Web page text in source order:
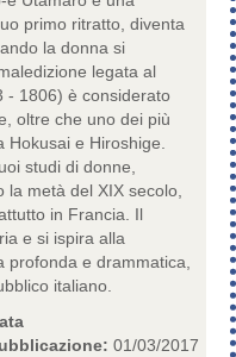
primo ritratto, diventa
la donna si
legata al
- 1806) è considerato
oltre che uno dei più
e Hiroshige.
studi di donne,
metà del XIX secolo,
in Francia. Il
e si ispira alla
e drammatica,
italiano.
01/03/2017